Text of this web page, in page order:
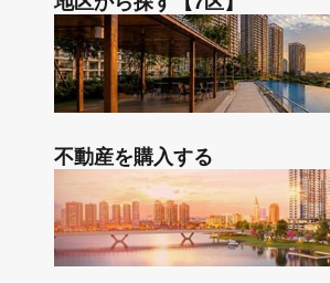
不動産を購入する